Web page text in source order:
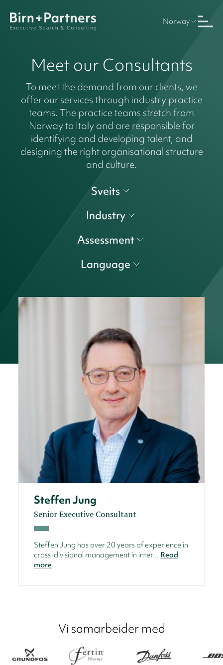
Norway
Meet our Consultants
To meet the demand from our clients, we
offer our services through industry practice
teams. The practice teams stretch from
Norway to Italy and are responsible for
identifying and developing talent, and
designing the right organisational structure
and culture.
Sveits
Industry
Assessment
Language
Steffen Jung
Senior Executive Consultant
Steffen Jung has over 20 years of experience in
cross-divisional management in inter... Read
more
Vi samarbeider med